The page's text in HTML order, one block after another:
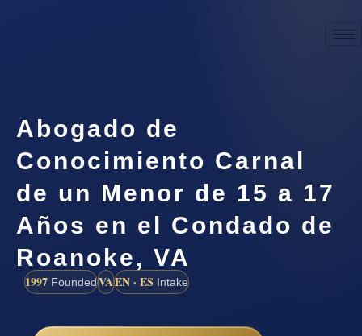
Abogado de
Conocimiento Carnal
de un Menor de 15 a 17
Años en el Condado de
Roanoke, VA
1997 FoundedVAEN · ES Intake